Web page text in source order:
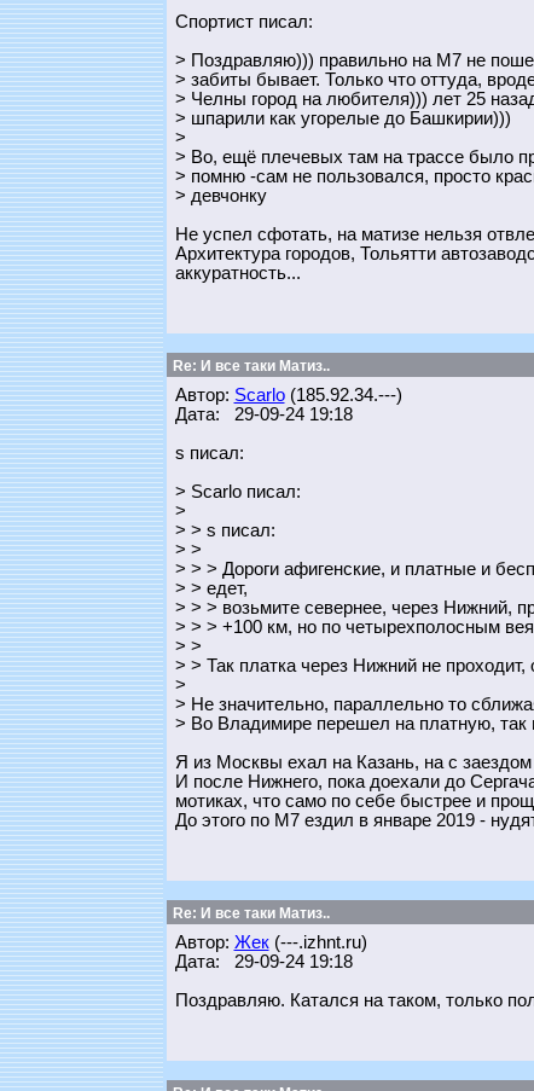
Спортист писал:
> Поздравляю))) правильно на М7 не
> забиты бывает. Только что оттуда,
> Челны город на любителя))) лет 25
> шпарили как угорелые до Башкирии)))
>
> Во, ещё плечевых там на трассе было
> помню -сам не пользовался, просто
> девчонку
Не успел сфотать, на матизе нельзя
Архитектура городов, Тольятти
аккуратность...
Re: И все таки Матиз..
Автор: Scarlo(185.92.34.---)
Дата: 29-09-24 19:18
s писал:
> Scarlo писал:
>
> > s писал:
> >
> > > Дороги афигенские, и платные и
> > едет,
> > > возьмите севернее, через Нижний,
> > > +100 км, но по четырехполосным
> >
> > Так платка через Нижний не проходит,
>
> Не значительно, параллельно то
> Во Владимире перешел на платную, так
Я из Москвы ехал на Казань, на с
И после Нижнего, пока доехали до
мотиках, что само по себе быстрее и
До этого по М7 ездил в январе 2019 -
Re: И все таки Матиз..
Автор: Жек(---.izhnt.ru)
Дата: 29-09-24 19:18
Поздравляю. Катался на таком, только